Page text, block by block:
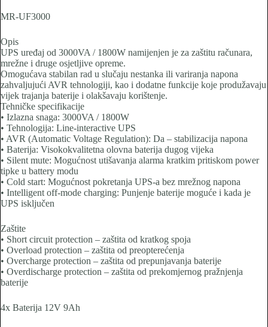
MR-UF3000
Opis
UPS uređaj od 3000VA / 1800W namijenjen je za zaštitu računara,
mrežne i druge osjetljive opreme.
Omogućava stabilan rad u slučaju nestanka ili variranja napona
zahvaljujući AVR tehnologiji, kao i dodatne funkcije koje produžavaju
vijek trajanja baterije i olakšavaju korištenje.
Tehničke specifikacije
• Izlazna snaga: 3000VA / 1800W
• Tehnologija: Line-interactive UPS
• AVR (Automatic Voltage Regulation): Da – stabilizacija napona
• Baterija: Visokokvalitetna olovna baterija dugog vijeka
• Silent mute: Mogućnost utišavanja alarma kratkim pritiskom power
tipke u battery modu
• Cold start: Mogućnost pokretanja UPS-a bez mrežnog napona
• Intelligent off-mode charging: Punjenje baterije moguće i kada je
UPS isključen
Zaštite
• Short circuit protection – zaštita od kratkog spoja
• Overload protection – zaštita od preopterećenja
• Overcharge protection – zaštita od prepunjavanja baterije
• Overdischarge protection – zaštita od prekomjernog pražnjenja
baterije
4x Baterija 12V 9Ah